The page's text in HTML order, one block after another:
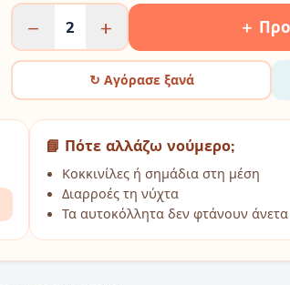
− 2 + ＋
↻ Αγόρασε ξανά
📘 Πότε αλλάζω νούμερο;
Κοκκινίλες ή σημάδια στη μέση
Διαρροές τη νύχτα
Τα αυτοκόλλητα δεν φτάνουν άνετα